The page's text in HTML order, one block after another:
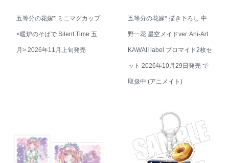
五等分の花嫁* ミニマグカップ
<暖炉のそばで Silent Time 五
月> 2026年11月上旬発売
五等分の花嫁* 描き下ろし 中
野一花 星空メイドver. Ani-Art
KAWAII label ブロマイド2枚セ
ット 2026年10月29日発売 で
取扱中 (アニメイト)